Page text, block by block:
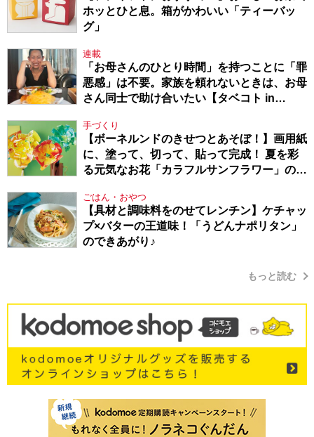
ホッとひと息。箱がかわいい「ティーバッ
グ」
連載
「お母さんのひとり時間」を持つことに「罪
悪感」は不要。家族を頼れないときは、お母
さん同士で助け合いたい【タベコト in
手づくり
【ボーネルンドのきせつとあそぼ！】画用紙
に、塗って、切って、貼って完成！ 夏を彩
る元気なお花「カラフルサンフラワー」の作
ごはん・おやつ
【具材と調味料をのせてレンチン】ケチャッ
プ×バターの王道味！「うどんナポリタン」
のできあがり♪
もっと読む